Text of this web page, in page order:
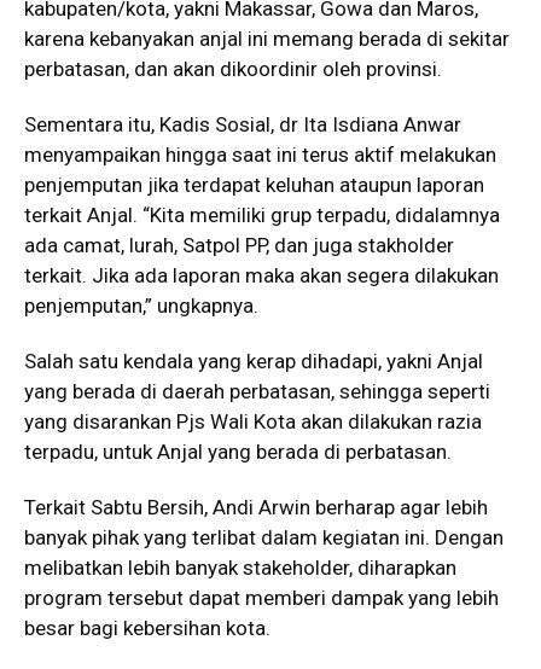
kabupaten/kota, yakni Makassar, Gowa dan Maros,
karena kebanyakan anjal ini memang berada di sekitar
perbatasan, dan akan dikoordinir oleh provinsi.
Sementara itu, Kadis Sosial, dr Ita Isdiana Anwar
menyampaikan hingga saat ini terus aktif melakukan
penjemputan jika terdapat keluhan ataupun laporan
terkait Anjal. “Kita memiliki grup terpadu, didalamnya
ada camat, lurah, Satpol PP, dan juga stakholder
terkait. Jika ada laporan maka akan segera dilakukan
penjemputan,” ungkapnya.
Salah satu kendala yang kerap dihadapi, yakni Anjal
yang berada di daerah perbatasan, sehingga seperti
yang disarankan Pjs Wali Kota akan dilakukan razia
terpadu, untuk Anjal yang berada di perbatasan.
Terkait Sabtu Bersih, Andi Arwin berharap agar lebih
banyak pihak yang terlibat dalam kegiatan ini. Dengan
melibatkan lebih banyak stakeholder, diharapkan
program tersebut dapat memberi dampak yang lebih
besar bagi kebersihan kota.